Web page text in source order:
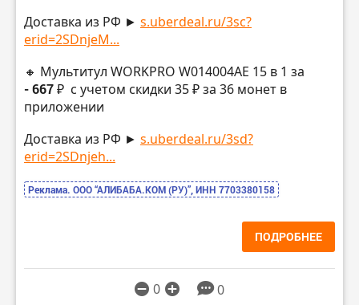
Доставка из РФ ► s.uberdeal.ru/3sc?
erid=2SDnjeM...
🔸 Мультитул WORKPRO W014004AE 15 в 1 за
- 667 ₽ с учетом скидки 35 ₽ за 36 монет в
приложении
Доставка из РФ ► s.uberdeal.ru/3sd?
erid=2SDnjeh...
Реклама. ООО “АЛИБАБА.КОМ (РУ)”, ИНН 7703380158
ПОДРОБНЕЕ
0 0